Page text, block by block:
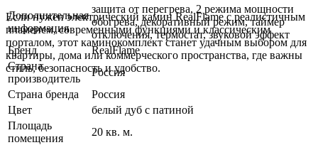
Если нужен электрический камин RealFlame с реалистичным
пламенем, современными функциями и классическим
порталом, этот каминокомплект станет удачным выбором для
квартиры, дома или коммерческого пространства, где важны
стиль, безопасность и удобство.
Дополнительная
информация
защита от перегрева, 2 режима мощности
обогрева, декоративный режим, таймер
отключения, термостат, звуковой эффект
Бренд
RealFlame
Страна
производитель
Россия
Страна бренда
Россия
Цвет
белый дуб с патиной
Площадь
помещения
20 кв. м.